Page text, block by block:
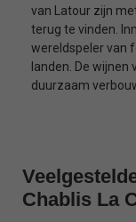
van Latour zijn
terug te vinden.
wereldspeler van
landen. De
duurzaam
Chablis La